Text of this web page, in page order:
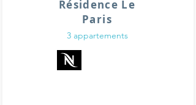
Résidence Le
Paris
3 appartements